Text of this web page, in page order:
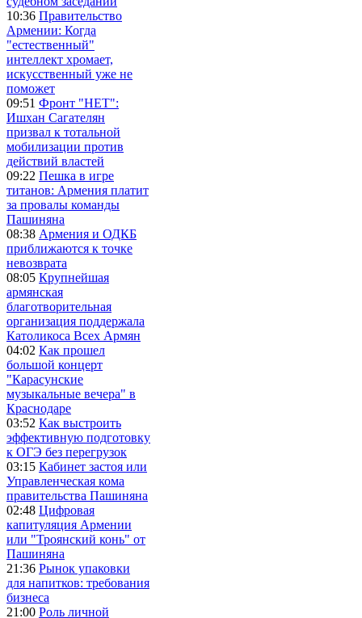
10:36 Правительство
Армении: Когда
"естественный"
интеллект хромает,
искусственный уже не
поможет
09:51 Фронт "НЕТ":
Ишхан Сагателян
призвал к тотальной
мобилизации против
действий властей
09:22 Пешка в игре
титанов: Армения платит
за провалы команды
Пашиняна
08:38 Армения и ОДКБ
приближаются к точке
невозврата
08:05 Крупнейшая
армянская
благотворительная
организация поддержала
Католикоса Всех Армян
04:02 Как прошел
большой концерт
"Карасунские
музыкальные вечера" в
Краснодаре
03:52 Как выстроить
эффективную подготовку
к ОГЭ без перегрузок
03:15 Кабинет застоя или
Управленческая кома
правительства Пашиняна
02:48 Цифровая
капитуляция Армении
или "Троянский конь" от
Пашиняна
21:36 Рынок упаковки
для напитков: требования
бизнеса
21:00 Роль личной